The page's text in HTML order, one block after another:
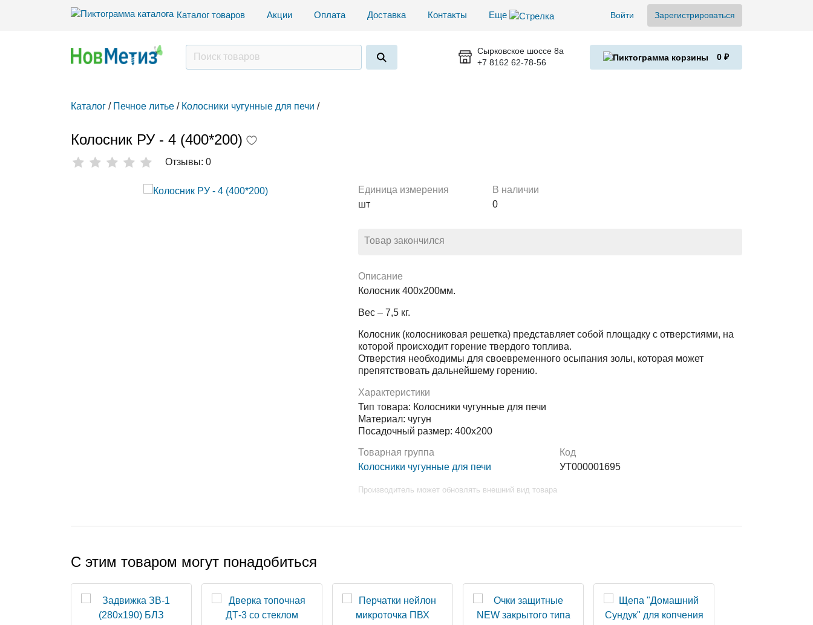
Каталог товаров Акции Оплата Доставка Контакты Еще Войти Зарегистрироваться
Сырковское шоссе 8а
+7 8162 62-78-56
0 ₽
Каталог / Печное литье / Колосники чугунные для печи /
Колосник РУ - 4 (400*200)
Отзывы: 0
Единица измерения
шт
В наличии
0
Товар закончился
Описание
Колосник 400х200мм.
Вес – 7,5 кг.
Колосник (колосниковая решетка) представляет собой площадку с отверстиями, на
которой происходит горение твердого топлива.
Отверстия необходимы для своевременного осыпания золы, которая может
препятствовать дальнейшему горению.
Характеристики
Тип товара: Колосники чугунные для печи
Материал: чугун
Посадочный размер: 400х200
Товарная группа
Колосники чугунные для печи
Код
УТ000001695
Производитель может обновлять внешний вид товара
С этим товаром могут понадобиться